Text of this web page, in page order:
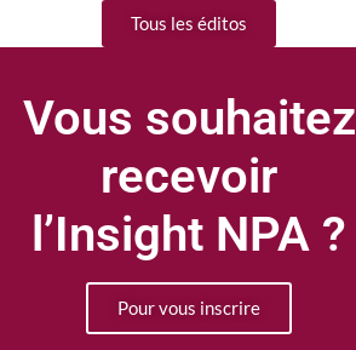
Tous les éditos
Vous souhaitez
recevoir
l’Insight NPA ?
Pour vous inscrire